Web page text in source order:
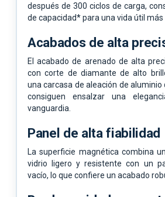
después de 300 ciclos de carga,
de capacidad* para una vida útil más
Acabados de alta
El acabado de arenado de alta
con corte de diamante de alto
una carcasa de aleación de aluminio
consiguen ensalzar una
vanguardia.
Panel de alta fiabilidad
La superficie magnética combina
vidrio ligero y resistente con un
vacío, lo que confiere un acabado